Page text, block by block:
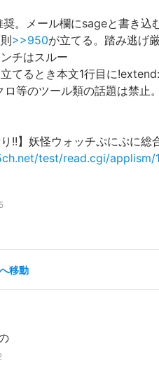
奨。メール欄にsageと書き込
>>950が立てる。踏み逃げ
チはスルー
立てるとき本文1行目に
ロ等のツール類の話題は禁止
り!!】妖怪ウォッチぷにぷに
test/read.cgi/applism/
移動